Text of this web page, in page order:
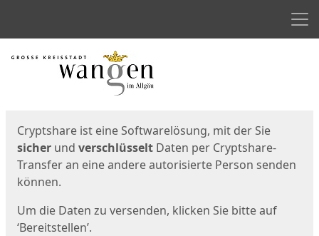
Start
Cryptshare ist eine Softwarelösung, mit der Sie
sicher und verschlüsselt Daten per Cryptshare-
Transfer an eine andere autorisierte Person senden
können.
Um die Daten zu versenden, klicken Sie bitte auf
‘Bereitstellen’.